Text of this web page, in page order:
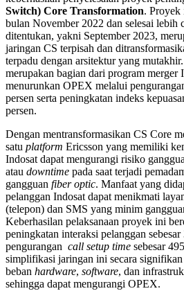
Switch) Core Transformation. Proyek
bulan November 2022 dan selesai lebih
ditentukan, yakni September 2023,
jaringan CS terpisah dan
terpadu dengan arsitektur yang
merupakan bagian dari program merger
menurunkan OPEX melalui
persen serta peningkatan indeks
persen.
Dengan mentransformasikan CS Core
satu platform Ericsson yang memiliki
Indosat dapat mengurangi risiko
atau downtime pada saat terjadi
gangguan fiber optic. Manfaat yang
pelanggan Indosat dapat menikmati
(telepon) dan SMS yang minim
Keberhasilan pelaksanaan proyek ini
peningkatan interaksi pelanggan sebesar
pengurangan call setup time sebesar
simplifikasi jaringan ini secara
beban hardware, software, dan
sehingga dapat mengurangi OPEX.